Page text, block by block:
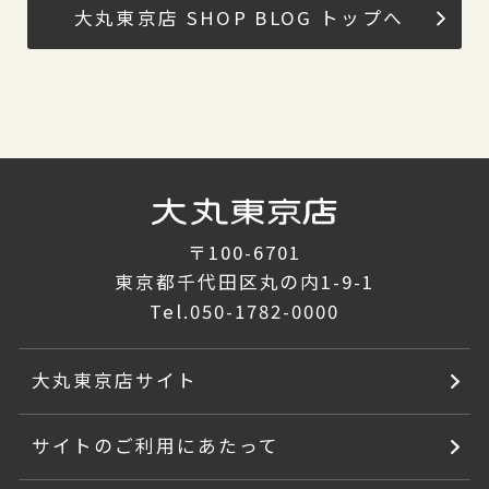
大丸東京店 SHOP BLOG トップへ
〒100-6701
東京都千代田区丸の内1-9-1
Tel.050-1782-0000
大丸東京店サイト
サイトのご利用にあたって